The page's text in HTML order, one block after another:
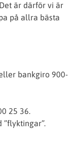
är därför vi är
på allra bästa
bankgiro 900-
25 36.